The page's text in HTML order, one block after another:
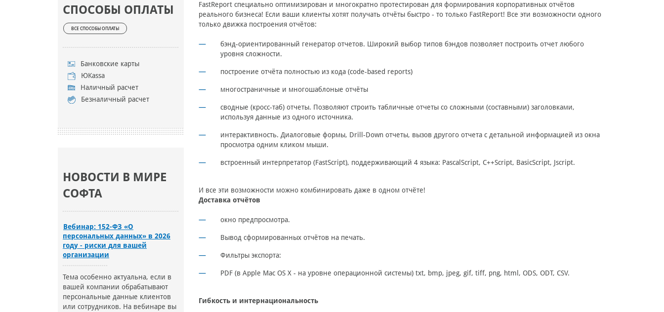
СПОСОБЫ ОПЛАТЫ
ВСЕ СПОСОБЫ ОПЛАТЫ
Банковские карты
ЮKassa
Наличный расчет
Безналичный расчет
НОВОСТИ В МИРЕ
СОФТА
Вебинар: 152-ФЗ «О
персональных данных» в 2026
году - риски для вашей
организации
Тема особенно актуальна, если в
вашей компании обрабатывают
персональные данные клиентов
или сотрудников. На вебинаре вы
FastReport специально оптимизирован и многократно протестирован для формирования корпоративных отчётов
реального бизнеса! Если ваши клиенты хотят получать отчёты быстро - то только FastReport! Все эти возможности одного
только движка построения отчётов:
бэнд-ориентированный генератор отчетов. Широкий выбор типов бэндов позволяет построить отчет любого
уровня сложности.
построение отчёта полностью из кода (code-based reports)
многостраничные и многошаблоные отчёты
сводные (кросс-таб) отчеты. Позволяют строить табличные отчеты со сложными (составными) заголовками,
используя данные из одного источника.
интерактивность. Диалоговые формы, Drill-Down отчеты, вызов другого отчета с детальной информацией из окна
просмотра одним кликом мыши.
встроенный интерпретатор (FastScript), поддерживающий 4 языка: PascalScript, C++Script, BasicScript, Jscript.
И все эти возможности можно комбинировать даже в одном отчёте!
Доставка отчётов
окно предпросмотра.
Вывод сформированных отчётов на печать.
Фильтры экспорта:
PDF (в Apple Mac OS X - на уровне операционной системы) txt, bmp, jpeg, gif, tiff, png, html, ODS, ODT, CSV.
Гибкость и интернациональность